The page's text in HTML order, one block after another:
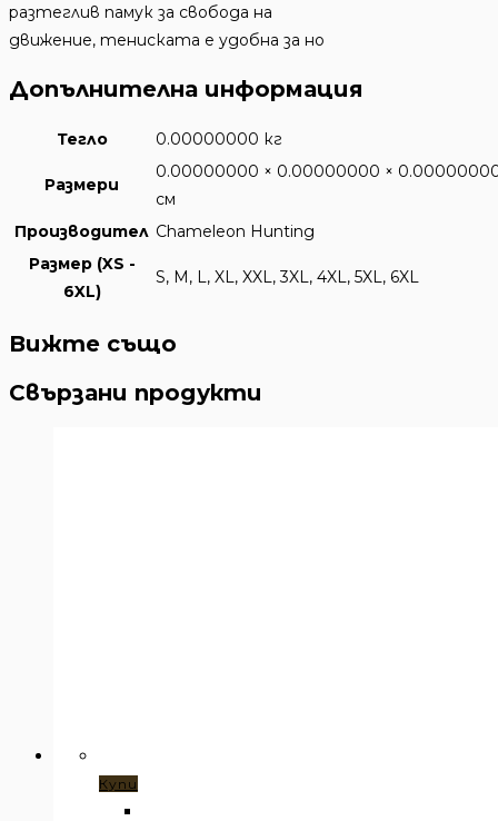
разтеглив памук за свобода на
движение, тениската е удобна за но
Допълнителна информация
Тегло 0.00000000 кг
Размери
0.00000000 × 0.00000000 ×
см
Производител Chameleon Hunting
Размер (XS -
6XL)
S, M, L, XL, XXL, 3XL, 4XL, 5XL, 6XL
Вижте също
Свързани продукти
Купи